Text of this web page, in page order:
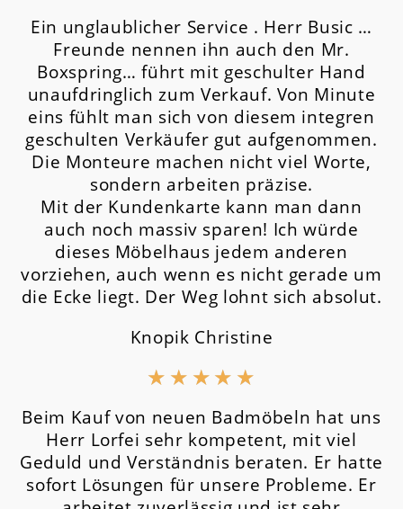
Ein unglaublicher Service . Herr Busic …
Freunde nennen ihn auch den Mr.
Boxspring… führt mit geschulter Hand
unaufdringlich zum Verkauf. Von Minute
eins fühlt man sich von diesem integren
geschulten Verkäufer gut aufgenommen.
Die Monteure machen nicht viel Worte,
sondern arbeiten präzise.
Mit der Kundenkarte kann man dann
auch noch massiv sparen! Ich würde
dieses Möbelhaus jedem anderen
vorziehen, auch wenn es nicht gerade um
die Ecke liegt. Der Weg lohnt sich absolut.
Knopik Christine
★ ★ ★ ★ ★
Beim Kauf von neuen Badmöbeln hat uns
Herr Lorfei sehr kompetent, mit viel
Geduld und Verständnis beraten. Er hatte
sofort Lösungen für unsere Probleme. Er